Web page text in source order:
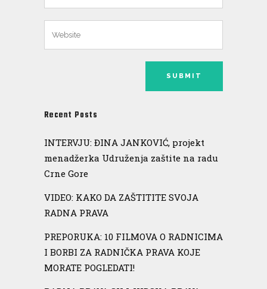
Recent Posts
INTERVJU: ĐINA JANKOVIĆ, projekt
menadžerka Udruženja zaštite na radu
Crne Gore
VIDEO: KAKO DA ZAŠTITITE SVOJA
RADNA PRAVA
PREPORUKA: 10 FILMOVA O RADNICIMA
I BORBI ZA RADNIČKA PRAVA KOJE
MORATE POGLEDATI!